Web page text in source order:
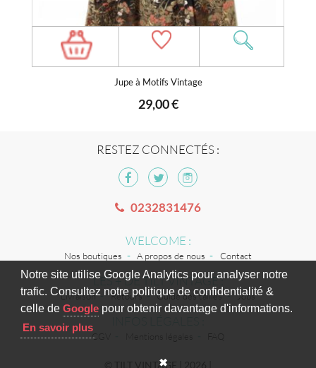
Notre site utilise Google Analytics pour analyser notre
trafic. Consultez notre politique de confidentialité &
celle de Googlepour obtenir davantage d'informations.
En savoir plus
✖
Jupe à Motifs Vintage
29,00 €
RESTEZ CONNECTÉS :
0232831476
WELCOME :
Nos boutiques A propos de nous Contact
LES + DE TILT VINTAGE :
Livraison Retours Guide des tailles Jobs
CGV
© TILT VINTAGE | 2026 |